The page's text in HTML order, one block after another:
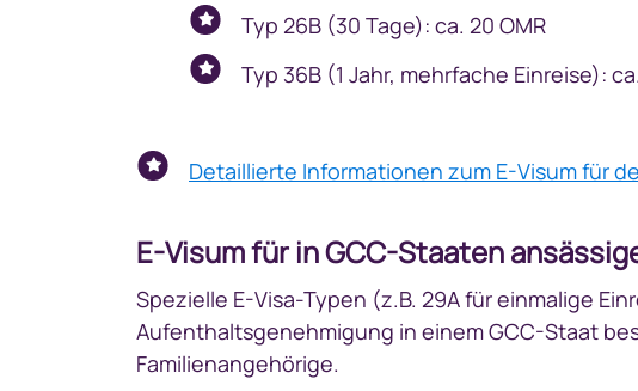
Typ 26B (30 Tage): ca. 20 OMR
Typ 36B (1 Jahr, mehrfache Einreise):
Detaillierte Informationen zum E-Visum für
E-Visum für in GCC-Staaten
Spezielle E-Visa-Typen (z.B. 29A für einmalige
Aufenthaltsgenehmigung in einem GCC-Staat
Familienangehörige.